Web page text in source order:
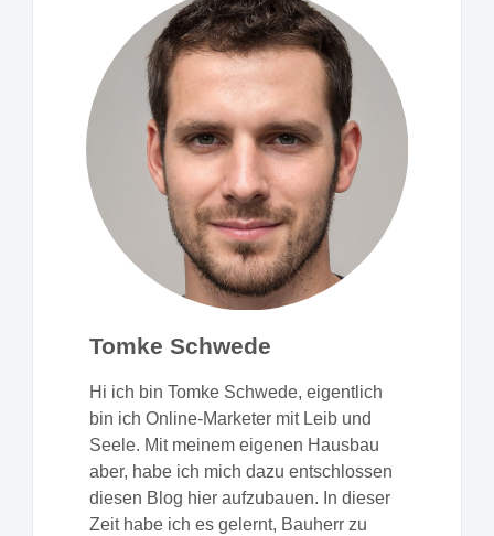
Tomke Schwede
Hi ich bin Tomke Schwede, eigentlich
bin ich Online-Marketer mit Leib und
Seele. Mit meinem eigenen Hausbau
aber, habe ich mich dazu entschlossen
diesen Blog hier aufzubauen. In dieser
Zeit habe ich es gelernt, Bauherr zu